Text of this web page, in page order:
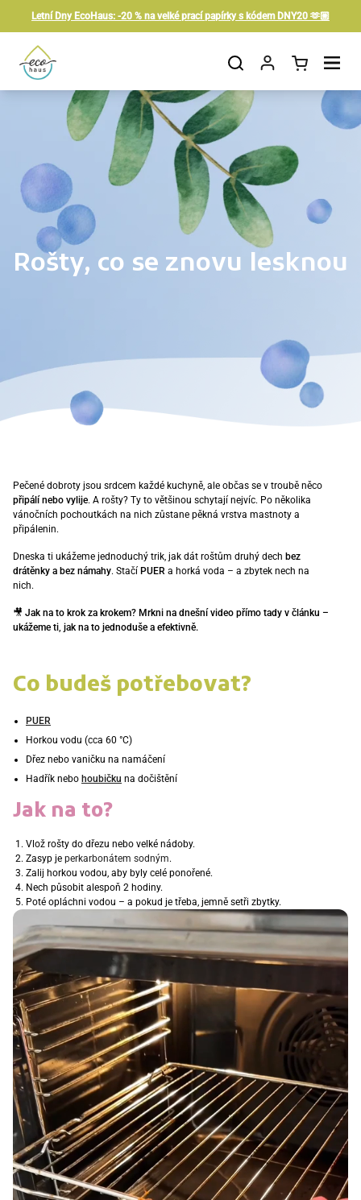
Letní Dny EcoHaus: -20 % na velké prací papírky s kódem DNY20 🫶🏼
Otevřít košíkOtevřít nabídku
Rošty, co se znovu lesknou
Pečené dobroty jsou srdcem každé kuchyně, ale občas se v troubě něco
připálí nebo vylije. A rošty? Ty to většinou schytají nejvíc. Po několika
vánočních pochoutkách na nich zůstane pěkná vrstva mastnoty a
připálenin.
Dneska ti ukážeme jednoduchý trik, jak dát roštům druhý dech bez
drátěnky a bez námahy. Stačí PUER a horká voda – a zbytek nech na
nich.
🎥 Jak na to krok za krokem? Mrkni na dnešní video přímo tady v článku –
ukážeme ti, jak na to jednoduše a efektivně.
Co budeš potřebovat?
PUER
Horkou vodu (cca 60 °C)
Dřez nebo vaničku na namáčení
Hadřík nebo houbičku na dočištění
Jak na to?
Vlož rošty do dřezu nebo velké nádoby.
Zasyp je perkarbonátem sodným.
Zalij horkou vodou, aby byly celé ponořené.
Nech působit alespoň 2 hodiny.
Poté opláchni vodou – a pokud je třeba, jemně setři zbytky.